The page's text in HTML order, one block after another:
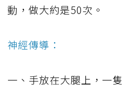
動，做大約是50次。
神經傳導：
一、手放在大腿上，一